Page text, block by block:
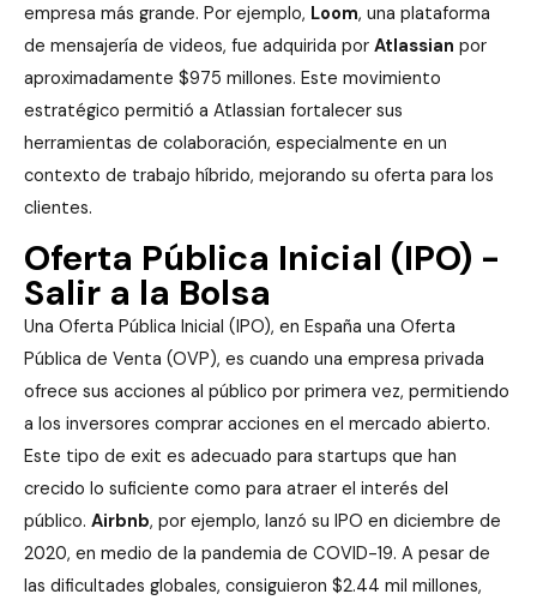
empresa más grande. Por ejemplo, Loom, una plataforma
de mensajería de videos, fue adquirida por Atlassian por
aproximadamente $975 millones. Este movimiento
estratégico permitió a Atlassian fortalecer sus
herramientas de colaboración, especialmente en un
contexto de trabajo híbrido, mejorando su oferta para los
clientes.
Oferta Pública Inicial (IPO) -
Salir a la Bolsa
Una Oferta Pública Inicial (IPO), en España una Oferta
Pública de Venta (OVP), es cuando una empresa privada
ofrece sus acciones al público por primera vez, permitiendo
a los inversores comprar acciones en el mercado abierto.
Este tipo de exit es adecuado para startups que han
crecido lo suficiente como para atraer el interés del
público. Airbnb, por ejemplo, lanzó su IPO en diciembre de
2020, en medio de la pandemia de COVID-19. A pesar de
las dificultades globales, consiguieron $2.44 mil millones,